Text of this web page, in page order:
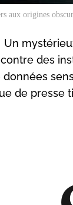
aux origines
Un
des
de presse